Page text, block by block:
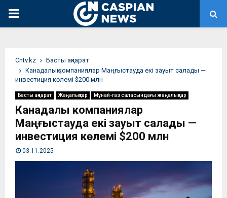
PRIMARY
Сntv.kz
Басты ақпарат
Канадалық компаниялар Маңғыстауда екі зауыт салады —
инвестиция көлемі $200 млн
Басты ақпарат Жаңалықтар Мұнай-газ саласындағы жаңалықтар
Канадалық компаниялар
Маңғыстауда екі зауыт салады —
инвестиция көлемі $200 млн
03.11.2025